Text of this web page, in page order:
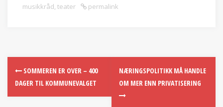
musikkråd, teater permalink
SOMMEREN ER OVER – 400
DAGER TIL KOMMUNEVALGET
NÆRINGSPOLITIKK MÅ HANDLE
OM MER ENN PRIVATISERING